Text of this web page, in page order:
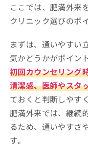
ここでは、肥満外来
クリニック選びのポ
まずは、通いやすい
気かどうかがポイン
初回カウンセリング
清潔感、医師やスタ
ておくと判断しやす
肥満外来では、継続
るため、通いやすさ
す。